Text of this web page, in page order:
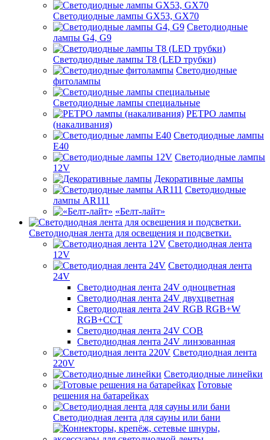
Светодиодные лампы GX53, GX70
Светодиодные
лампы G4, G9
Светодиодные лампы Т8 (LED трубки)
Светодиодные
фитолампы
Светодиодные лампы специальные
РЕТРО лампы
(накаливания)
Светодиодные лампы
E40
Светодиодные лампы
12V
Декоративные лампы
Светодиодные
лампы AR111
«Белт-лайт»
Светодиодная лента для освещения и подсветки.
Светодиодная лента
12V
Светодиодная лента
24V
Светодиодная лента 24V одноцветная
Светодиодная лента 24V двухцветная
Светодиодная лента 24V RGB RGB+W
RGB+CCT
Светодиодная лента 24V COB
Светодиодная лента 24V линзованная
Светодиодная лента
220V
Светодиодные линейки
Готовые
решения на батарейках
Светодиодная лента для сауны или бани